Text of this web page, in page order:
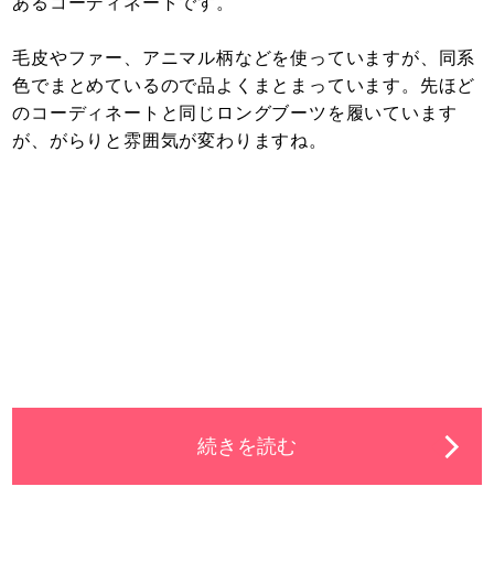
毛皮やファー、アニマル柄などを使っていますが、同系
色でまとめているので品よくまとまっています。先ほど
のコーディネートと同じロングブーツを履いています
が、がらりと雰囲気が変わりますね。
続きを読む